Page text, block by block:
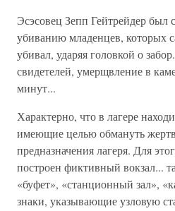
Эсэсовец Зепп Гейтрейдер был
убиванию младенцев, которых
убивал, ударяя головкой о
свидетелей, умерщвление в
минут...
Характерно, что в лагере
имеющие целью обмануть
предназначения лагеря. Для
построен фиктивный вокзал...
«буфет», «станционный зал»,
знаки, указывающие узловую